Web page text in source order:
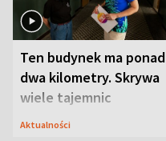
Ten budynek ma ponad
dwa kilometry. Skrywa
wiele tajemnic
Aktualności